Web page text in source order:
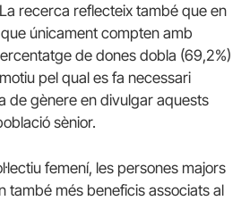
recerca reflecteix també que en
únicament compten amb
de dones dobla (69,2%)
pel qual es fa necessari
de gènere en divulgar aquests
sènior.
femení, les persones majors
també més beneficis associats al